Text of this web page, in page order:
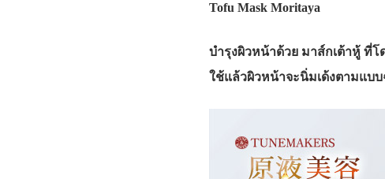
Tofu Mask Moritaya
บำรุงผิวหน้าด้วย มาส์กเต้าหู้ ที่
ใช้แล้วผิวหน้าจะนิ่มเด้งตามแ